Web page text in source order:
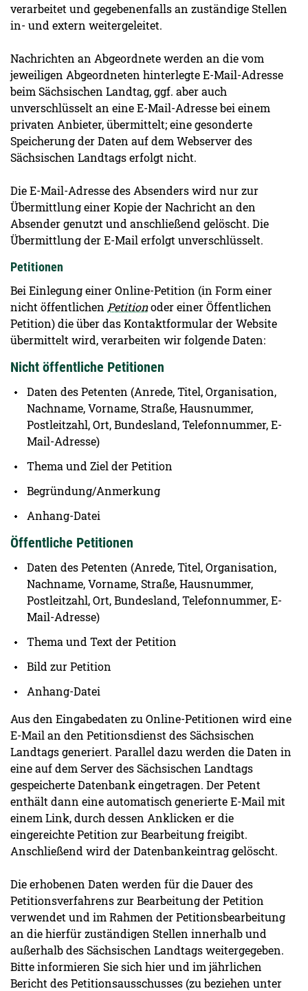
verarbeitet und gegebenenfalls an zuständige Stellen
in- und extern weitergeleitet.
Nachrichten an Abgeordnete werden an die vom
jeweiligen Abgeordneten hinterlegte E-Mail-Adresse
beim Sächsischen Landtag, ggf. aber auch
unverschlüsselt an eine E-Mail-Adresse bei einem
privaten Anbieter, übermittelt; eine gesonderte
Speicherung der Daten auf dem Webserver des
Sächsischen Landtags erfolgt nicht.
Die E-Mail-Adresse des Absenders wird nur zur
Übermittlung einer Kopie der Nachricht an den
Absender genutzt und anschließend gelöscht. Die
Übermittlung der E-Mail erfolgt unverschlüsselt.
Petitionen
Bei Einlegung einer Online-Petition (in Form einer
nicht öffentlichen Petitionoder einer Öffentlichen
Petition) die über das Kontaktformular der Website
übermittelt wird, verarbeiten wir folgende Daten:
Nicht öffentliche Petitionen
Daten des Petenten (Anrede, Titel, Organisation,
Nachname, Vorname, Straße, Hausnummer,
Postleitzahl, Ort, Bundesland, Telefonnummer, E-
Mail-Adresse)
Thema und Ziel der Petition
Begründung/Anmerkung
Anhang-Datei
Öffentliche Petitionen
Daten des Petenten (Anrede, Titel, Organisation,
Nachname, Vorname, Straße, Hausnummer,
Postleitzahl, Ort, Bundesland, Telefonnummer, E-
Mail-Adresse)
Thema und Text der Petition
Bild zur Petition
Anhang-Datei
Aus den Eingabedaten zu Online-Petitionen wird eine
E-Mail an den Petitionsdienst des Sächsischen
Landtags generiert. Parallel dazu werden die Daten in
eine auf dem Server des Sächsischen Landtags
gespeicherte Datenbank eingetragen. Der Petent
enthält dann eine automatisch generierte E-Mail mit
einem Link, durch dessen Anklicken er die
eingereichte Petition zur Bearbeitung freigibt.
Anschließend wird der Datenbankeintrag gelöscht.
Die erhobenen Daten werden für die Dauer des
Petitionsverfahrens zur Bearbeitung der Petition
verwendet und im Rahmen der Petitionsbearbeitung
an die hierfür zuständigen Stellen innerhalb und
außerhalb des Sächsischen Landtags weitergegeben.
Bitte informieren Sie sich hier und im jährlichen
Bericht des Petitionsausschusses (zu beziehen unter